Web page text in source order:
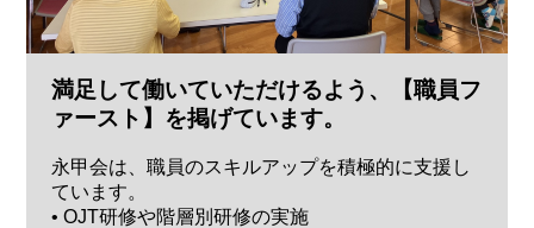
満足して働いていただけるよう、【職員フ
ァースト】を掲げています。
永甲会は、職員のスキルアップを積極的に支援し
ています。
• OJT研修や階層別研修の実施